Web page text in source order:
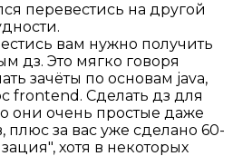
перевестись на другой
вам нужно получить
дз. Это мягко говоря
зачёты по основам java,
frontend. Сделать дз для
они очень простые даже
за вас уже сделано 60-
хотя в некоторых